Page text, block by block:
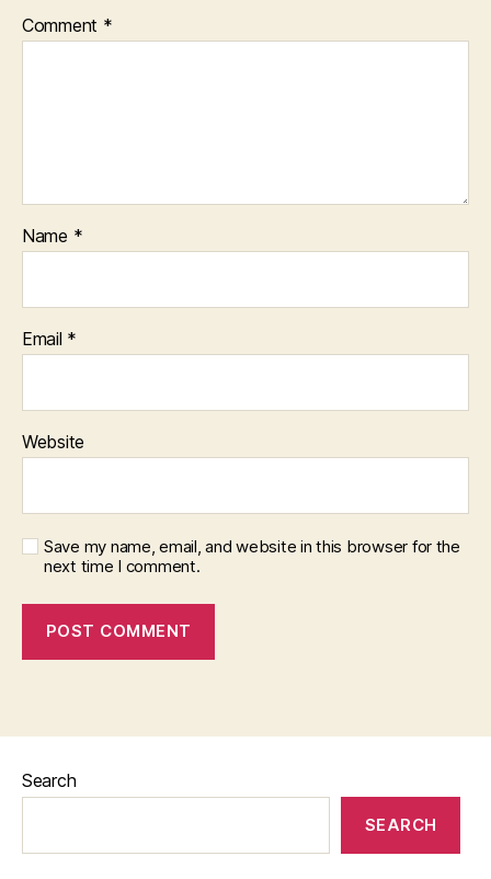
Comment *
Name *
Email *
Website
Save my name, email, and website in this browser for the
next time I comment.
Search
SEARCH